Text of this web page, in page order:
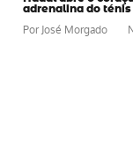
adrenalina do
PorJosé Morgado